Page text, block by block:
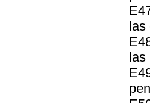
las
las